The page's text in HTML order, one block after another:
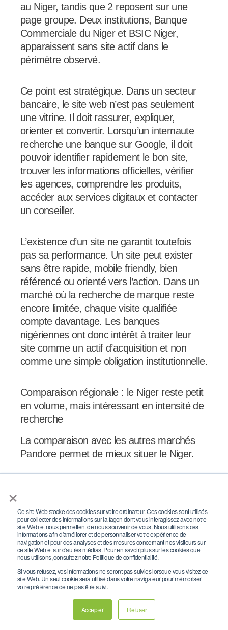
×
Ce site Web stocke des cookies sur votre ordinateur. Ces cookies sont utilisés
pour collecter des informations sur la façon dont vous interagissez avec notre
site Web et nous permettent de nous souvenir de vous. Nous utilisons ces
informations afin d'améliorer et de personnaliser votre expérience de
navigation et pour des analyses et des mesures concernant nos visiteurs sur
ce site Web et sur d'autres médias. Pour en savoir plus sur les cookies que
nous utilisons, consultez notre Politique de confidentialité.
Si vous refusez, vos informations ne seront pas suivies lorsque vous visitez ce
site Web. Un seul cookie sera utilisé dans votre navigateur pour mémoriser
votre préférence de ne pas être suivi.
Accepter Refuser
au Niger, tandis que 2 reposent sur une
page groupe. Deux institutions, Banque
Commerciale du Niger et BSIC Niger,
apparaissent sans site actif dans le
périmètre observé.
Ce point est stratégique. Dans un secteur
bancaire, le site web n’est pas seulement
une vitrine. Il doit rassurer, expliquer,
orienter et convertir. Lorsqu’un internaute
recherche une banque sur Google, il doit
pouvoir identifier rapidement le bon site,
trouver les informations officielles, vérifier
les agences, comprendre les produits,
accéder aux services digitaux et contacter
un conseiller.
L’existence d’un site ne garantit toutefois
pas sa performance. Un site peut exister
sans être rapide, mobile friendly, bien
référencé ou orienté vers l’action. Dans un
marché où la recherche de marque reste
encore limitée, chaque visite qualifiée
compte davantage. Les banques
nigériennes ont donc intérêt à traiter leur
site comme un actif d’acquisition et non
comme une simple obligation institutionnelle.
Comparaison régionale : le Niger reste petit
en volume, mais intéressant en intensité de
recherche
La comparaison avec les autres marchés
Pandore permet de mieux situer le Niger.
Burkina Fasoet laGuinée. Les banques
ivoiriennes cumulaient 3 569 810 abonnés
en avril 2026, les banques sénégalaises 2
048 246 en mai 2026, les banques
burkinabè 1 092 232 en avril 2026, et les
banques guinéennes 1 087 229 en mai
2026.
Mais l’intensité de recherche rapportée aux